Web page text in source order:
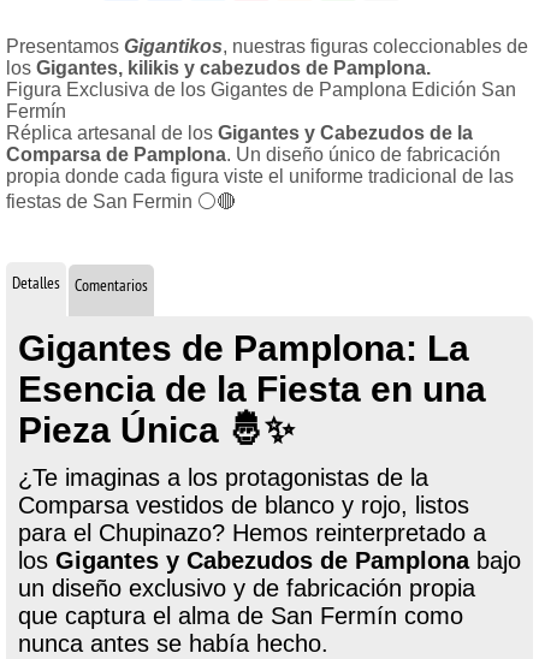
Presentamos Gigantikos, nuestras figuras coleccionables de
los Gigantes, kilikis y cabezudos de Pamplona.
Figura Exclusiva de los Gigantes de Pamplona Edición San
Fermín
Réplica artesanal de los Gigantes y Cabezudos de la
Comparsa de Pamplona. Un diseño único de fabricación
propia donde cada figura viste el uniforme tradicional de las
fiestas de San Fermin ⚪🔴
Detalles Comentarios
Gigantes de Pamplona: La
Esencia de la Fiesta en una
Pieza Única 🤴✨
¿Te imaginas a los protagonistas de la
Comparsa vestidos de blanco y rojo, listos
para el Chupinazo? Hemos reinterpretado a
los Gigantes y Cabezudos de Pamplonabajo
un diseño exclusivo y de fabricación propia
que captura el alma de San Fermín como
nunca antes se había hecho.